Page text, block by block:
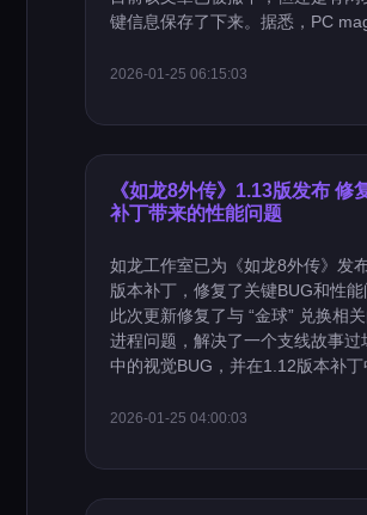
键信息保存了下来。据悉，PC
2026-01-25 06:15:03
《如龙8外传》1.13版发布 修
补丁带来的性能问题
如龙工作室已为《如龙8外传》发
版本补丁，修复了关键BUG和性能
此次更新修复了与 “金球” 兑换相
进程问题，解决了一个支线故事过
中的视觉BUG，并在1.12版本补丁
2026-01-25 04:00:03